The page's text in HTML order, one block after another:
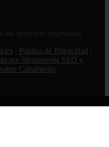
los derechos reservados.
Política de Privacidad
por 0lemiswebs SEO y
Cabañuelas